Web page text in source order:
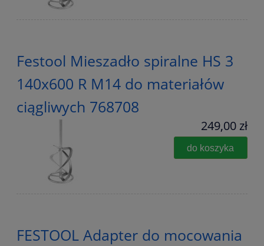
Festool Mieszadło spiralne HS 3
140x600 R M14 do materiałów
ciągliwych 768708
249,00 zł
do koszyka
FESTOOL Adapter do mocowania